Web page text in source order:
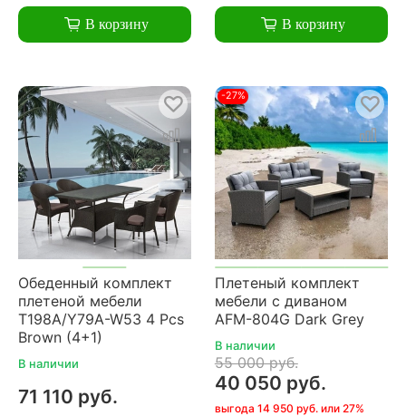
В корзину В корзину
Обеденный комплект
плетеной мебели
T198A/Y79A-W53 4 Pcs
Brown (4+1)
В наличии
71 110 руб.
-27%
Плетеный комплект
мебели с диваном
AFM-804G Dark Grey
В наличии
55 000 руб.
40 050 руб.
выгода 14 950 руб. или 27%